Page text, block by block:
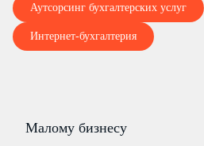
Аутсорсинг бухгалтерских услуг
Интернет-бухгалтерия
Малому бизнесу